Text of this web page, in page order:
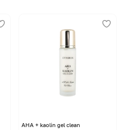
AHA + kaolin gel clean